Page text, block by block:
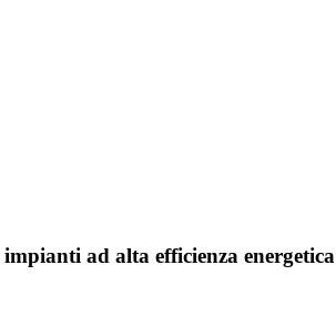
impianti ad alta efficienza energetica